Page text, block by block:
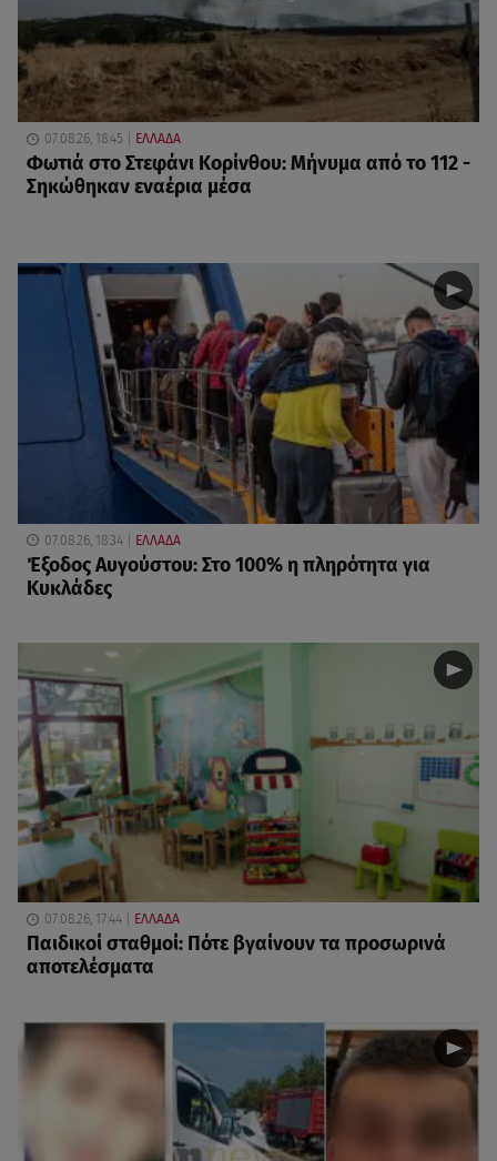
07.08.26, 18:45 ΕΛΛΑΔΑ
Φωτιά στο Στεφάνι Κορίνθου: Μήνυμα από το 112 -
Σηκώθηκαν εναέρια μέσα
07.08.26, 18:34 ΕΛΛΑΔΑ
Έξοδος Αυγούστου: Στο 100% η πληρότητα για
Κυκλάδες
07.08.26, 17:44 ΕΛΛΑΔΑ
Παιδικοί σταθμοί: Πότε βγαίνουν τα προσωρινά
αποτελέσματα